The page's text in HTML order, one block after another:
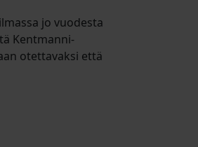
jo vuodesta
Kentmanni-
otettavaksi että